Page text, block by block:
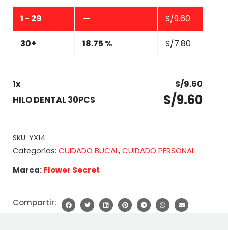
1 - 29 — S/9.60
30+ 18.75 % S/7.80
1x S/9.60
HILO DENTAL 30PCS
S/9.60
SKU: YX14
Categorías: CUIDADO BUCAL, CUIDADO PERSONAL
Marca:Flower Secret
Compartir: